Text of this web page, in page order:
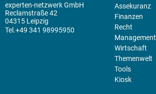
experten-netzwerk GmbH
Reclamstraße 42
04315 Leipzig
+49 341 98995950
Assekuranz
Finanzen
Recht
Management
Wirtschaft
Themenwelt
Tools
Kiosk